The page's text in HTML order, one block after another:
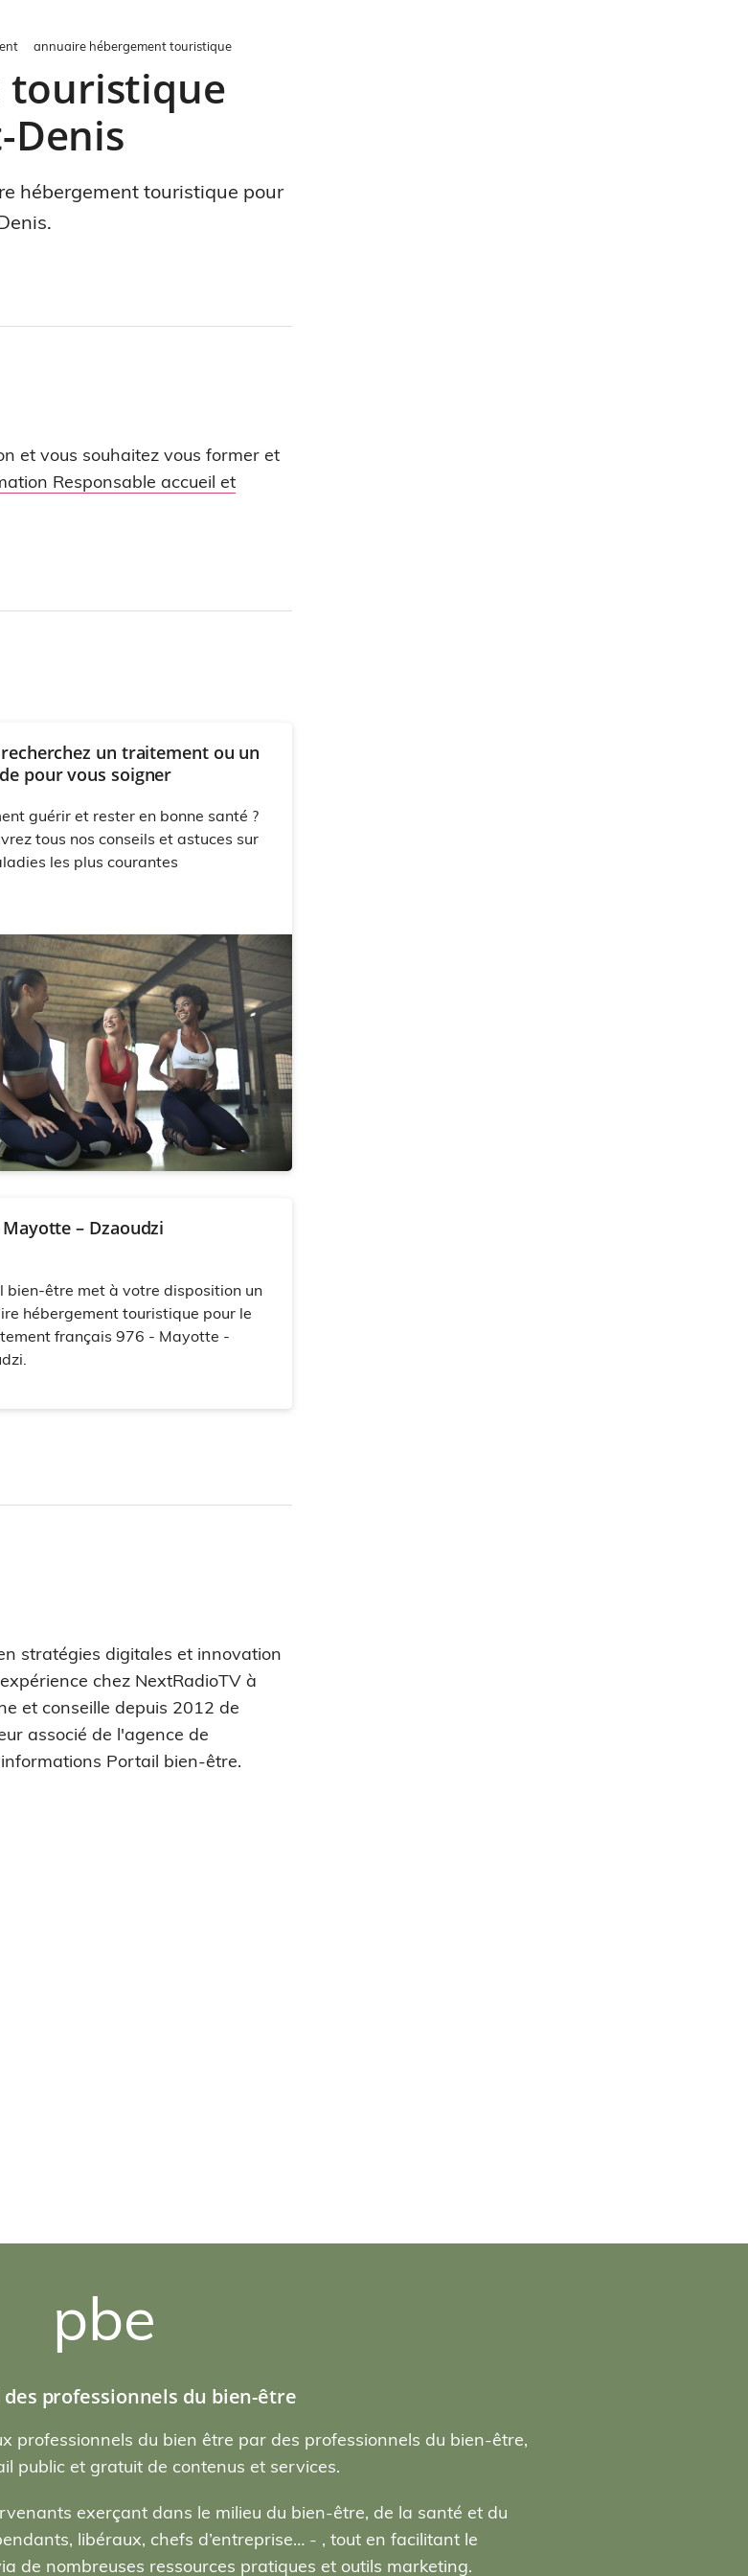
annuaire hébergement touristique
touristique
Denis
hébergement touristique pour
et vous souhaitez vous former et
Responsable accueil et
un traitement ou un
pour vous soigner
guérir et rester en bonne santé ?
tous nos conseils et astuces sur
les plus courantes
Mayotte – Dzaoudzi
bien-être met à votre disposition un
hébergement touristique pour le
français 976 - Mayotte -
stratégies digitales et innovation
chez NextRadioTV à
et conseille depuis 2012 de
associé de l'agence de
Portail bien-être.
pbe
professionnels du bien-être
professionnels du bien être par des professionnels du bien-être,
public et gratuit de contenus et services.
exerçant dans le milieu du bien-être, de la santé et du
libéraux, chefs d’entreprise… - , tout en facilitant le
de nombreuses ressources pratiques et outils marketing.